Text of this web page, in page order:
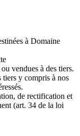
à Domaine
vendues à des tiers.
tiers y compris à nos
de rectification et
(art. 34 de la loi